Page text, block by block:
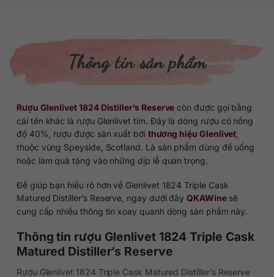
Thông tin sản phẩm
Rượu Glenlivet 1824 Distiller’s Reserve còn được gọi bằng
cái tên khác là rượu Glenlivet tím. Đây là dòng rượu có nồng
độ 40%, rượu được sản xuất bởi thương hiệu Glenlivet
thuộc vùng Speyside, Scotland. Là sản phẩm dùng để uống
hoặc làm quà tặng vào những dịp lễ quan trọng.
Để giúp bạn hiểu rõ hơn về Glenlivet 1824 Triple Cask
Matured Distiller’s Reserve, ngay dưới đâyQKAWinesẽ
cung cấp nhiều thông tin xoay quanh dòng sản phẩm này.
Thông tin rượu Glenlivet 1824 Triple Cask
Matured Distiller’s Reserve
Rượu Glenlivet 1824 Triple Cask Matured Distiller’s Reserve